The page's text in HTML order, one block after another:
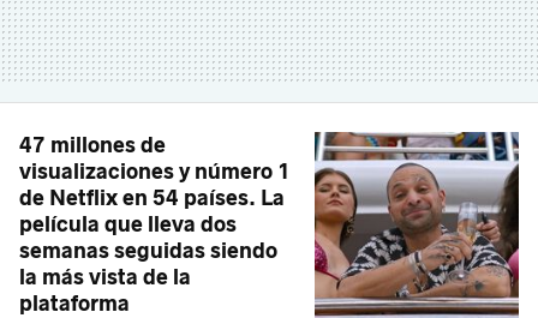
47 millones de
visualizaciones y número 1
de Netflix en 54 países. La
película que lleva dos
semanas seguidas siendo
la más vista de la
plataforma